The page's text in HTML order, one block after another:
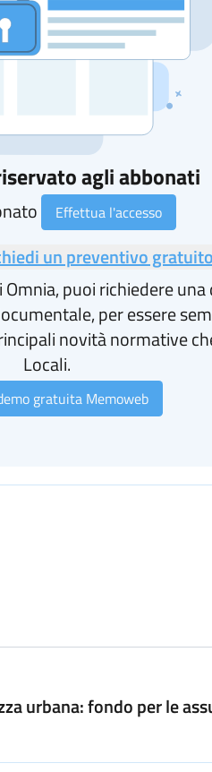
agli abbonati
Effettua l'accesso
un preventivo gratuito
puoi richiedere
per essere
novità normative
Locali.
gratuita Memoweb
urbana: fondo per le